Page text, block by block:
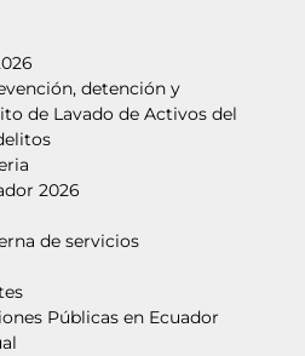
detención y
de Lavado de Activos del
2026
de servicios
Públicas en Ecuador